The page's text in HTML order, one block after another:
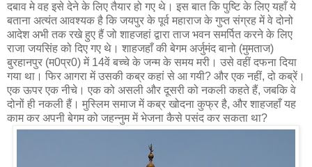
दबाव मे वह इसे देने के लिए तैयार हो गए थे। इस बात कि पुष्टि के लिए यहाँ ये
बताना अत्यंत आवश्यक है कि जयपुर के पूर्व महाराज के गुप्त संग्रह में वे दोनो
आदेश अभी तक रखे हुए हैं जो शाहजहां द्वारा ताज भवन समर्पित करने के लिए
राजा जयसिंह को दिए गए थे। शाहजहाँ की बेगम अर्जुमंद बानो (मुमताज)
बुरहानपुर (म0प्र0) में 14वें बच्चे के जन्म के समय मरी। उसे वहीं दफना दिया
गया था। फिर आगरा में उसकी कब्र कहां से आ गयी? और एक नहीं, दो कब्रें।
एक ऊपर एक नीचे। एक को असली और दूसरी को नकली कहते हैं, जबकि वे
दोनों ही नकली हैं। मुस्लिम समाज में कब्र खोदना कुफ्र है, और शाहजहाँ यह
काम कर अपनी बेगम को जहन्नुम में भेजना कैसे पसंद कर सकता था?